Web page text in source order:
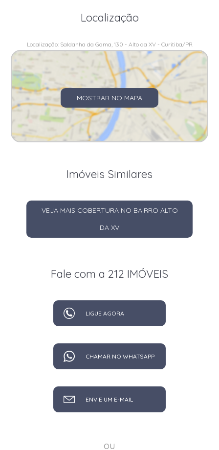
Localização
Localização: Saldanha da Gama, 130 - Alto da XV - Curitiba/PR
MOSTRAR NO MAPA
Imóveis Similares
VEJA MAIS COBERTURA NO BAIRRO ALTO
DA XV
Fale com a 212 IMÓVEIS
LIGUE AGORA
CHAMAR NO WHATSAPP
ENVIE UM E-MAIL
ou